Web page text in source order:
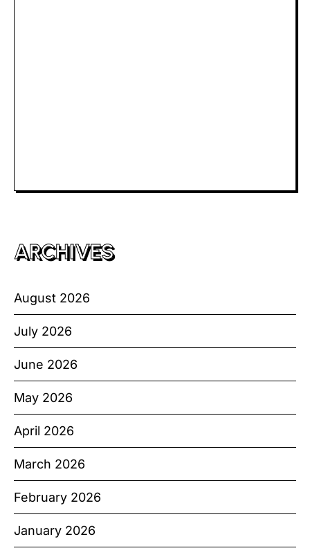
ARCHIVES
August 2026
July 2026
June 2026
May 2026
April 2026
March 2026
February 2026
January 2026